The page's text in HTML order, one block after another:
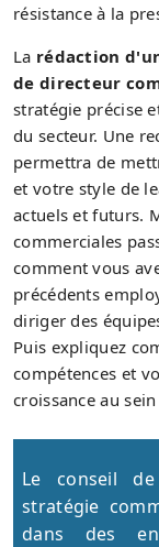
résistance à la
La rédaction
de directeur
stratégie précise
du secteur. Une
permettra de
et votre style de
actuels et futurs.
commerciales
comment vous
précédents
diriger des
Puis expliquez
compétences et
croissance au
Le conseil
stratégie
dans des